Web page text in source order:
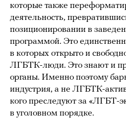
которые также
деятельность,
позиционировании в
программой. Это
в которых открыто и
ЛГБТК-люди. Это знают и
органы. Именно поэтому
индустрия, а не ЛГБТК-
кого преследуют за «ЛГБТ-
в уголовном порядке.